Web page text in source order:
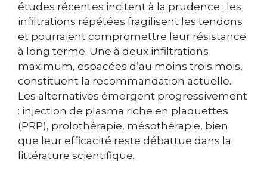
études récentes incitent à la prudence : les
infiltrations répétées fragilisent les tendons
et pourraient compromettre leur résistance
à long terme. Une à deux infiltrations
maximum, espacées d’au moins trois mois,
constituent la recommandation actuelle.
Les alternatives émergent progressivement
: injection de plasma riche en plaquettes
(PRP), prolothérapie, mésothérapie, bien
que leur efficacité reste débattue dans la
littérature scientifique.